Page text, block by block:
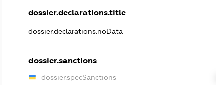
dossier.declarations.title
dossier.declarations.noData
dossier.sanctions
dossier.specSanctions